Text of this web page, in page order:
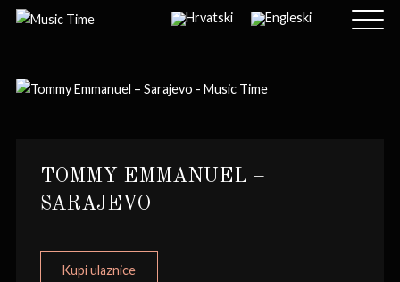
TOMMY EMMANUEL –
SARAJEVO
Kupi ulaznice